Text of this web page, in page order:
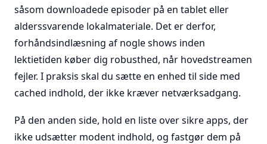
såsom downloadede episoder på en tablet eller
alderssvarende lokalmateriale. Det er derfor,
forhåndsindlæsning af nogle shows inden
lektietiden køber dig robusthed, når hovedstreamen
fejler. I praksis skal du sætte en enhed til side med
cached indhold, der ikke kræver netværksadgang.
På den anden side, hold en liste over sikre apps, der
ikke udsætter modent indhold, og fastgør dem på